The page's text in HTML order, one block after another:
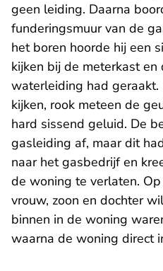
geen leiding. Daarna
funderingsmuur van de
het boren hoorde hij een
kijken bij de meterkast en
waterleiding had
kijken, rook meteen de
hard sissend geluid. De
gasleiding af, maar dit
naar het gasbedrijf en
de woning te verlaten.
vrouw, zoon en dochter
binnen in de woning
waarna de woning direct